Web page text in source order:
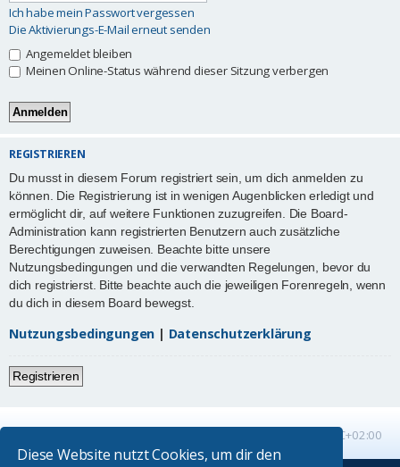
Diese Website nutzt Cookies, um dir den
Ich habe mein Passwort vergessen
Die Aktivierungs-E-Mail erneut senden
Angemeldet bleiben
Meinen Online-Status während dieser Sitzung verbergen
REGISTRIEREN
Du musst in diesem Forum registriert sein, um dich anmelden zu
können. Die Registrierung ist in wenigen Augenblicken erledigt und
ermöglicht dir, auf weitere Funktionen zuzugreifen. Die Board-
Administration kann registrierten Benutzern auch zusätzliche
Berechtigungen zuweisen. Beachte bitte unsere
Nutzungsbedingungen und die verwandten Regelungen, bevor du
dich registrierst. Bitte beachte auch die jeweiligen Forenregeln, wenn
du dich in diesem Board bewegst.
Nutzungsbedingungen | Datenschutzerklärung
Registrieren
UTC+02:00